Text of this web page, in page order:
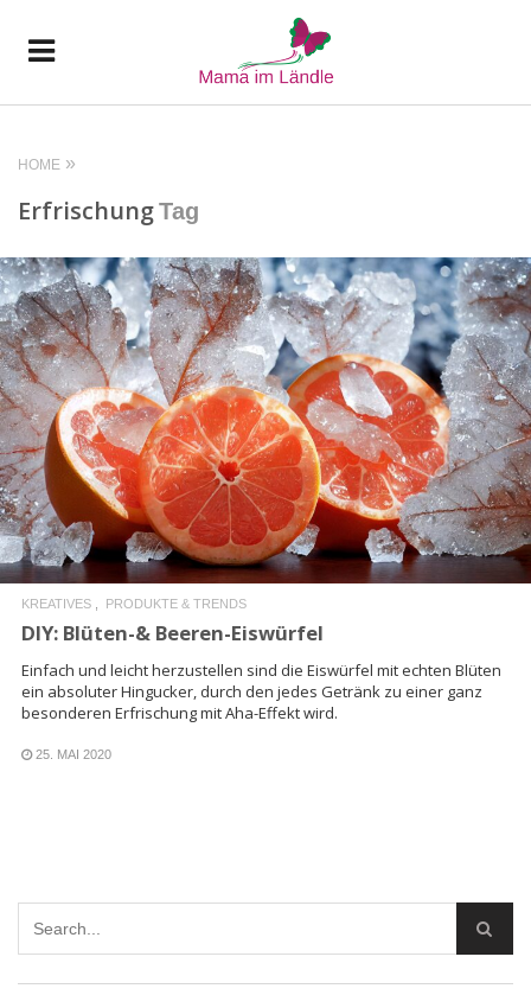
HOME
ErfrischungTag
READ MORE
KREATIVES PRODUKTE & TRENDS
DIY: Blüten-& Beeren-Eiswürfel
Einfach und leicht herzustellen sind die Eiswürfel mit echten Blüten
ein absoluter Hingucker, durch den jedes Getränk zu einer ganz
besonderen Erfrischung mit Aha-Effekt wird.
25. MAI 2020